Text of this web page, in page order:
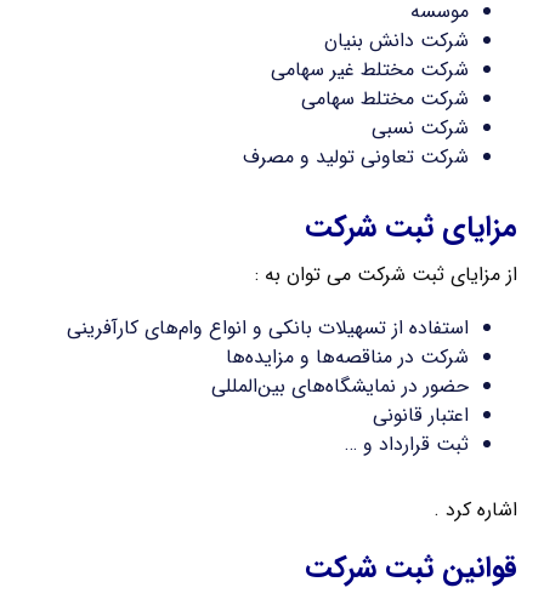
موسسه
شرکت دانش بنیان
شرکت مختلط غیر سهامی
شرکت مختلط سهامی
شرکت نسبی
شرکت تعاونی تولید و مصرف
مزایای ثبت شرکت
از مزایای ثبت شرکت می توان به :
استفاده از تسهیلات بانکی و انواع وام‌های کارآفرینی
شرکت در مناقصه‌ها و مزایده‌ها
حضور در نمایشگاه‌های بین‌المللی
اعتبار قانونی
ثبت قرارداد و …
اشاره کرد .
قوانین ثبت شرکت